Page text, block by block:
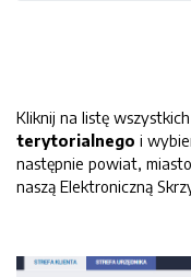
Kliknij na listę wszystkich
terytorialnego i
następnie powiat,
naszą Elektroniczną